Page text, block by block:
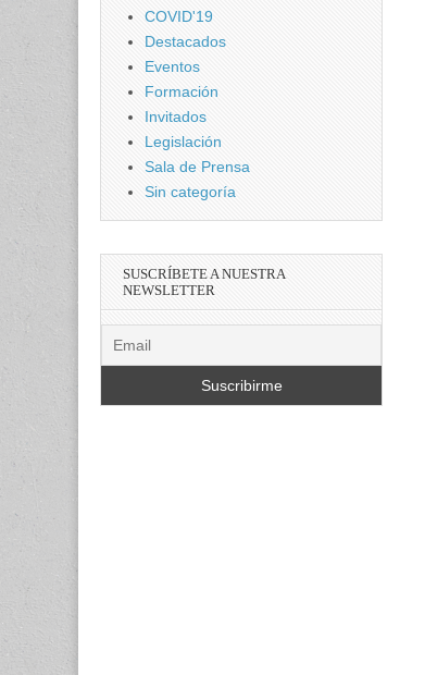
COVID'19
Destacados
Eventos
Formación
Invitados
Legislación
Sala de Prensa
Sin categoría
SUSCRÍBETE A NUESTRA
NEWSLETTER